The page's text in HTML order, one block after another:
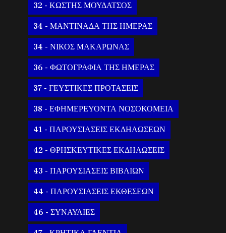
32 - ΚΩΣΤΗΣ ΜΟΥΔΑΤΣΟΣ
34 - ΜΑΝΤΙΝΑΔΑ ΤΗΣ ΗΜΕΡΑΣ
34 - ΝΙΚΟΣ ΜΑΚΑΡΩΝΑΣ
36 - ΦΩΤΟΓΡΑΦΙΑ ΤΗΣ ΗΜΕΡΑΣ
37 - ΓΕΥΣΤΙΚΕΣ ΠΡΟΤΑΣΕΙΣ
38 - ΕΦΗΜΕΡΕΥΟΝΤΑ ΝΟΣΟΚΟΜΕΙΑ
41 - ΠΑΡΟΥΣΙΑΣΕΙΣ ΕΚΔΗΛΩΣΕΩΝ
42 - ΘΡΗΣΚΕΥΤΙΚΕΣ ΕΚΔΗΛΩΣΕΙΣ
43 - ΠΑΡΟΥΣΙΑΣΕΙΣ ΒΙΒΛΙΩΝ
44 - ΠΑΡΟΥΣΙΑΣΕΙΣ ΕΚΘΕΣΕΩΝ
46 - ΣΥΝΑΥΛΙΕΣ